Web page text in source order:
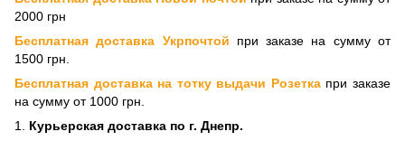
2000 грн
Бесплатная доставка Укрпочтой
при заказе на сумму от
1500 грн.
Бесплатная доставка на тотку выдачи Розетка при заказе
на сумму от 1000 грн.
1. Курьерская доставка по г. Днепр.